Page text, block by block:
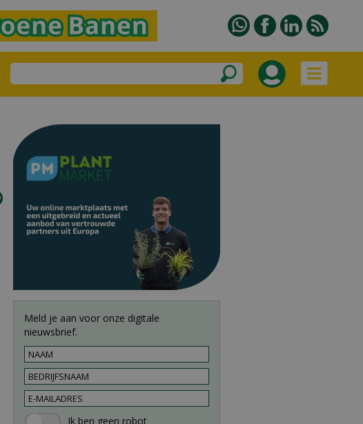
Meld je aan voor onze digitale
nieuwsbrief.